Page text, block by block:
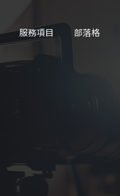
服務項目 部落格